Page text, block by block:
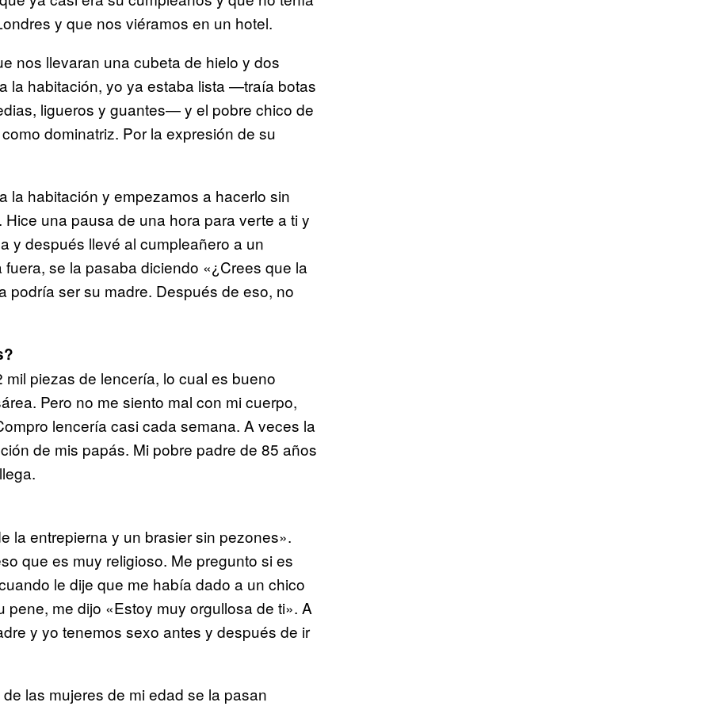
y que nos viéramos en un hotel.
nos llevaran una cubeta de hielo y dos
la habitación, yo ya estaba lista —traía botas
ligueros y guantes— y el pobre chico de
dominatriz. Por la expresión de su
la habitación y empezamos a hacerlo sin
una pausa de una hora para verte a ti y
y después llevé al cumpleañero a un
se la pasaba diciendo «¿Crees que la
podría ser su madre. Después de eso, no
piezas de lencería, lo cual es bueno
Pero no me siento mal con mi cuerpo,
lencería casi cada semana. A veces la
de mis papás. Mi pobre padre de 85 años
la entrepierna y un brasier sin pezones».
que es muy religioso. Me pregunto si es
le dije que me había dado a un chico
me dijo «Estoy muy orgullosa de ti». A
y yo tenemos sexo antes y después de ir
las mujeres de mi edad se la pasan